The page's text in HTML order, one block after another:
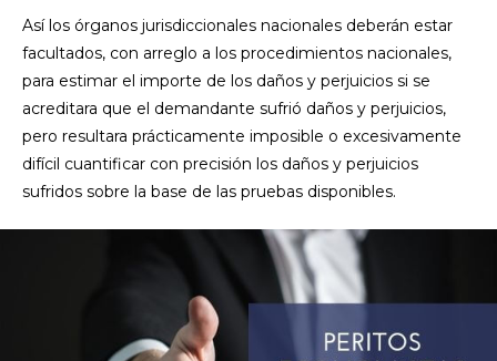
Así los órganos jurisdiccionales nacionales deberán estar
facultados, con arreglo a los procedimientos nacionales,
para estimar el importe de los daños y perjuicios si se
acreditara que el demandante sufrió daños y perjuicios,
pero resultara prácticamente imposible o excesivamente
difícil cuantificar con precisión los daños y perjuicios
sufridos sobre la base de las pruebas disponibles.